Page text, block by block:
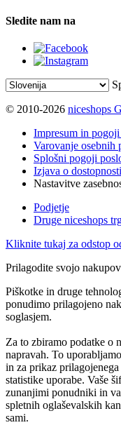
Sledite nam na
© 2010-2026 niceshops
Impresum in
Varovanje osebnih
Splošni pogoji
Izjava o dostopnosti
Nastavitve
Podjetje
Druge niceshops
Kliknite tukaj za odstop
Prilagodite svojo
Piškotke in druge
ponudimo prilagojeno
soglasjem.
Za to zbiramo podatke o
napravah. To
in za prikaz
statistike uporabe. Vaše
zunanjimi ponudniki in
spletnih oglaševalskih
sami.